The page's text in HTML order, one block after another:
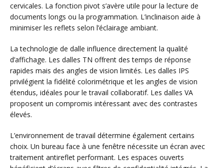
cervicales. La fonction pivot s’avère utile pour la lecture de
documents longs ou la programmation. L’inclinaison aide à
minimiser les reflets selon l’éclairage ambiant.
La technologie de dalle influence directement la qualité
d’affichage. Les dalles TN offrent des temps de réponse
rapides mais des angles de vision limités. Les dalles IPS
privilégient la fidélité colorimétrique et les angles de vision
étendus, idéales pour le travail collaboratif. Les dalles VA
proposent un compromis intéressant avec des contrastes
élevés.
L’environnement de travail détermine également certains
choix. Un bureau face à une fenêtre nécessite un écran avec
traitement antireflet performant. Les espaces ouverts